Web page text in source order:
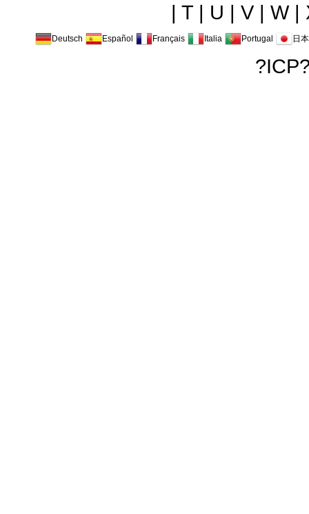
| T| U | V| W|
Deutsch Español Français Italia Portugal 日